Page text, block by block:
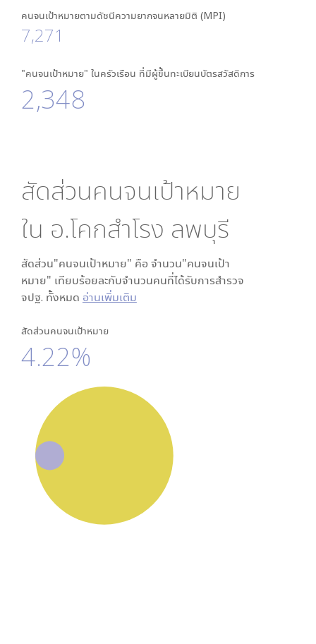
คนจนเป้าหมายตามดัชนีความยากจนหลายมิติ (MPI)
7,271
"คนจนเป้าหมาย" ในครัวเรือน ที่มีผู้ขึ้นทะเบียนบัตรสวัสดิการ
2,348
สัดส่วนคนจนเป้าหมาย
ใน อ.โคกสำโรง ลพบุรี
สัดส่วน"คนจนเป้าหมาย" คือ จำนวน"คนจนเป้า
หมาย" เทียบร้อยละกับจำนวนคนที่ได้รับการสำรวจ
จปฐ. ทั้งหมด อ่านเพิ่มเติม
สัดส่วนคนจนเป้าหมาย
4.22%